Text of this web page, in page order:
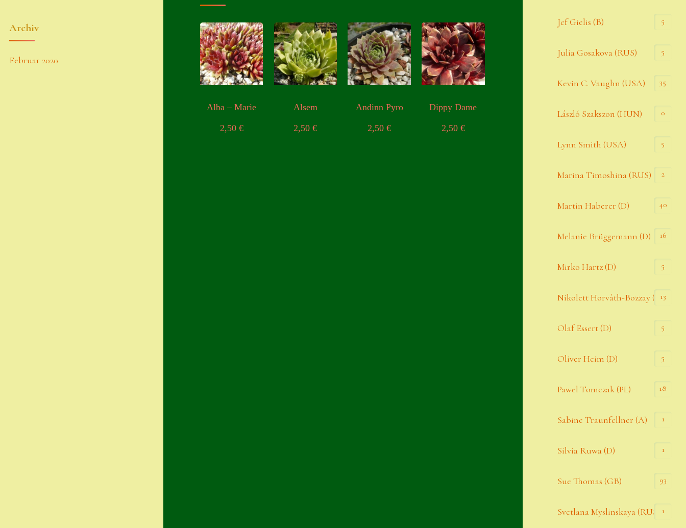
Widerrufsbelehrung
Zahlung
Zahlungs- & Versandinfos
Zubehör
Zubehör
Alba – Marie
2,50 €
Alsem
2,50€
Andinn Pyro
2,50€
Dippy Dame
2,50 €
Archiv
Februar 2020
Jef Gielis (B) 5
Julia Gosakova (RUS) 5
Kevin C. Vaughn (USA) 35
László Szakszon (HUN) 0
Lynn Smith (USA) 5
Marina Timoshina (RUS) 2
Martin Haberer (D) 40
Melanie Brüggemann (D) 16
Mirko Hartz (D) 5
Nikolett Horváth-Bozzay (A)13
Olaf Essert (D) 5
Oliver Heim (D) 5
Pawel Tomczak (PL) 18
Sabine Traunfellner (A) 1
Silvia Ruwa (D) 1
Sue Thomas (GB) 93
Svetlana Myslinskaya (RUS) 1